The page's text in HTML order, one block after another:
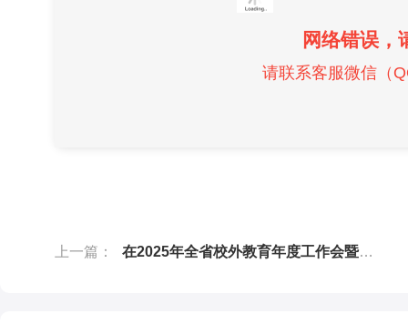
网络错误，
请联系客服微信（
上一篇： 在2025年全省校外教育年度工作会暨全省中小学生社会实践与人工智能科技教育现场推进会上的经验交流发言